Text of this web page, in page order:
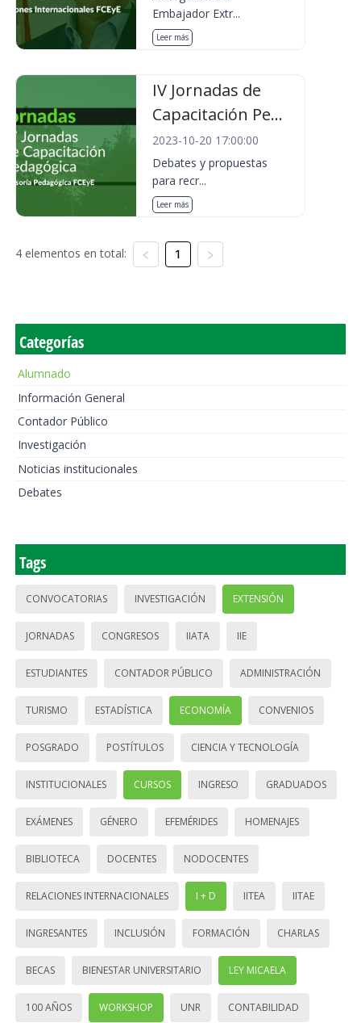
Embajador Extr...
Leer más
IV Jornadas de
Capacitación Pe...
2023-10-20 17:00:00
Debates y propuestas
para recr...
Leer más
4 elementos en total: 1
Categorías
Alumnado
Información General
Contador Público
Investigación
Noticias institucionales
Debates
Tags
CONVOCATORIAS INVESTIGACIÓN EXTENSIÓN
JORNADAS CONGRESOS IIATA IIE
ESTUDIANTES CONTADOR PÚBLICO ADMINISTRACIÓN
TURISMO ESTADÍSTICA ECONOMÍA CONVENIOS
POSGRADO POSTÍTULOS CIENCIA Y TECNOLOGÍA
INSTITUCIONALES CURSOS INGRESO GRADUADOS
EXÁMENES GÉNERO EFEMÉRIDES HOMENAJES
BIBLIOTECA DOCENTES NODOCENTES
RELACIONES INTERNACIONALES I + D IITEA IITAE
INGRESANTES INCLUSIÓN FORMACIÓN CHARLAS
BECAS BIENESTAR UNIVERSITARIO LEY MICAELA
100 AÑOS WORKSHOP UNR CONTABILIDAD